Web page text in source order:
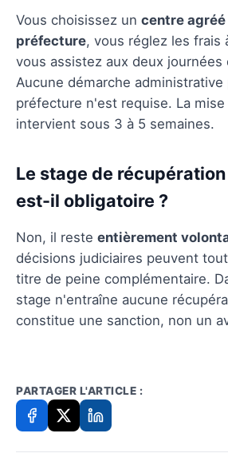
Vous choisissez un centre agréé
préfecture, vous réglez les frais
vous assistez aux deux journées
Aucune démarche administrative
préfecture n'est requise. La
intervient sous 3 à 5 semaines.
Le stage de
est-il obligatoire ?
Non, il reste entièrement
décisions judiciaires peuvent
titre de peine complémentaire.
stage n'entraîne aucune
constitue une sanction, non un
PARTAGER L'ARTICLE :